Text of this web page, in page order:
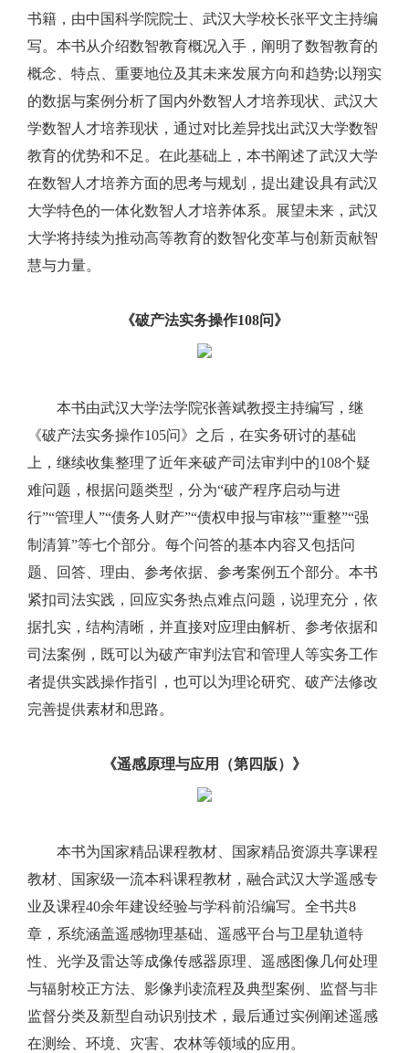
书籍，由中国科学院院士、武汉大学校长张平文主持编
写。本书从介绍数智教育概况入手，阐明了数智教育的
概念、特点、重要地位及其未来发展方向和趋势;以翔实
的数据与案例分析了国内外数智人才培养现状、武汉大
学数智人才培养现状，通过对比差异找出武汉大学数智
教育的优势和不足。在此基础上，本书阐述了武汉大学
在数智人才培养方面的思考与规划，提出建设具有武汉
大学特色的一体化数智人才培养体系。展望未来，武汉
大学将持续为推动高等教育的数智化变革与创新贡献智
慧与力量。
《破产法实务操作108问》
本书由武汉大学法学院张善斌教授主持编写，继
《破产法实务操作105问》之后，在实务研讨的基础
上，继续收集整理了近年来破产司法审判中的108个疑
难问题，根据问题类型，分为“破产程序启动与进
行”“管理人”“债务人财产”“债权申报与审核”“重整”“强
制清算”等七个部分。每个问答的基本内容又包括问
题、回答、理由、参考依据、参考案例五个部分。本书
紧扣司法实践，回应实务热点难点问题，说理充分，依
据扎实，结构清晰，并直接对应理由解析、参考依据和
司法案例，既可以为破产审判法官和管理人等实务工作
者提供实践操作指引，也可以为理论研究、破产法修改
完善提供素材和思路。
《遥感原理与应用（第四版）》
本书为国家精品课程教材、国家精品资源共享课程
教材、国家级一流本科课程教材，融合武汉大学遥感专
业及课程40余年建设经验与学科前沿编写。全书共8
章，系统涵盖遥感物理基础、遥感平台与卫星轨道特
性、光学及雷达等成像传感器原理、遥感图像几何处理
与辐射校正方法、影像判读流程及典型案例、监督与非
监督分类及新型自动识别技术，最后通过实例阐述遥感
在测绘、环境、灾害、农林等领域的应用。